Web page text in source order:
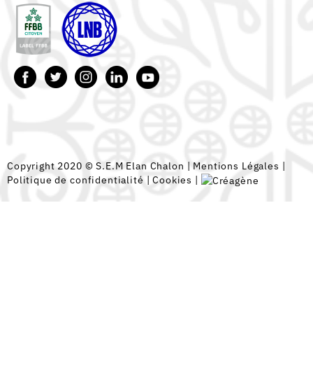
Copyright 2020 © S.E.M Elan Chalon | Mentions Légales |
Politique de confidentialité |Cookies |